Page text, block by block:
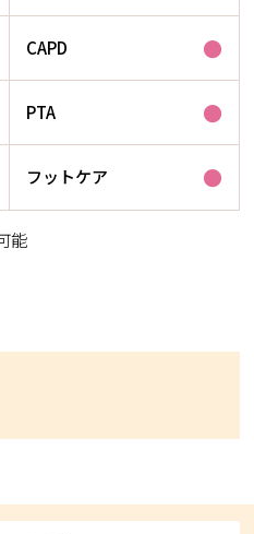
CAPD ●
PTA ●
フットケア ●
能